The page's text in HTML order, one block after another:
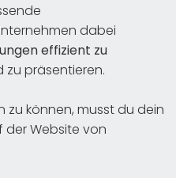
dabei
effizient zu
zu präsentieren.
zu können, musst du dein
Website von